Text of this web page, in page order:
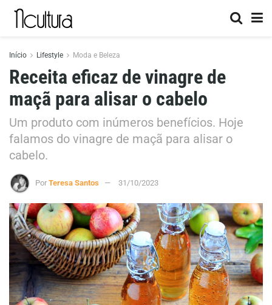
Início Lifestyle Moda e Beleza
Receita eficaz de vinagre de
maçã para alisar o cabelo
Um produto com inúmeros benefícios. Hoje
falamos do vinagre de maçã para alisar o
cabelo.
Por Teresa Santos 31/10/2023